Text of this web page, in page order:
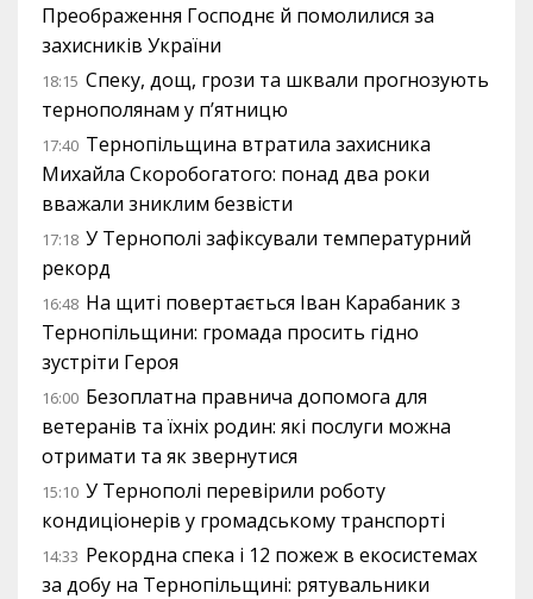
Преображення Господнє й помолилися за
захисників України
18:15 Спеку, дощ, грози та шквали прогнозують
тернополянам у п’ятницю
17:40 Тернопільщина втратила захисника
Михайла Скоробогатого: понад два роки
вважали зниклим безвісти
17:18 У Тернополі зафіксували температурний
рекорд
16:48 На щиті повертається Іван Карабаник з
Тернопільщини: громада просить гідно
зустріти Героя
16:00 Безоплатна правнича допомога для
ветеранів та їхніх родин: які послуги можна
отримати та як звернутися
15:10 У Тернополі перевірили роботу
кондиціонерів у громадському транспорті
14:33 Рекордна спека і 12 пожеж в екосистемах
за добу на Тернопільщині: рятувальники